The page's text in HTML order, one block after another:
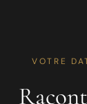
VOTRE